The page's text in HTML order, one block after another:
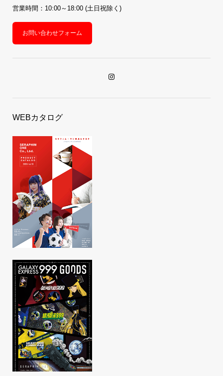
営業時間：10:00～18:00 (土日祝除く)
お問い合わせフォーム
WEBカタログ